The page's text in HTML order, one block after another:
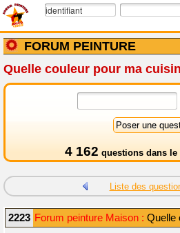
FORUM PEINTURE
Quelle couleur pour ma
4 162 questions dans le
Liste des
2223 Forum peinture Maison : Quelle